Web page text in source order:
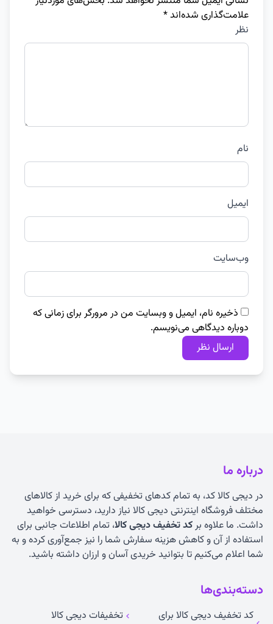
علامت‌گذاری شده‌اند*
نظر
نام
ایمیل
وب‌سایت
ذخیره نام، ایمیل و وبسایت من در مرورگر برای زمانی که
دوباره دیدگاهی می‌نویسم.
درباره ما
در دیجی کالا کد، به تمام کدهای تخفیفی که برای خرید از کالاهای
مختلف فروشگاه اینترنتی دیجی کالا نیاز دارید، دسترسی خواهید
داشت. ما علاوه برکد تخفیف دیجی کالا، تمام اطلاعات جانبی برای
استفاده از آن و کاهش هزینه سفارش شما را نیز جمع‌آوری کرده و به
شما اعلام می‌کنیم تا بتوانید خریدی آسان و ارزان داشته باشید.
دسته‌بندی‌ها
کد تخفیف دیجی کالا برای
تخفیفات دیجی کالا